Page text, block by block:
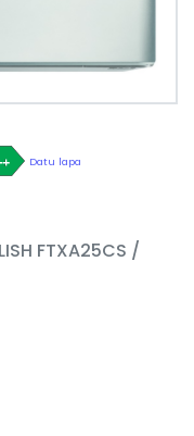
Datu lapa
FTXA25CS /